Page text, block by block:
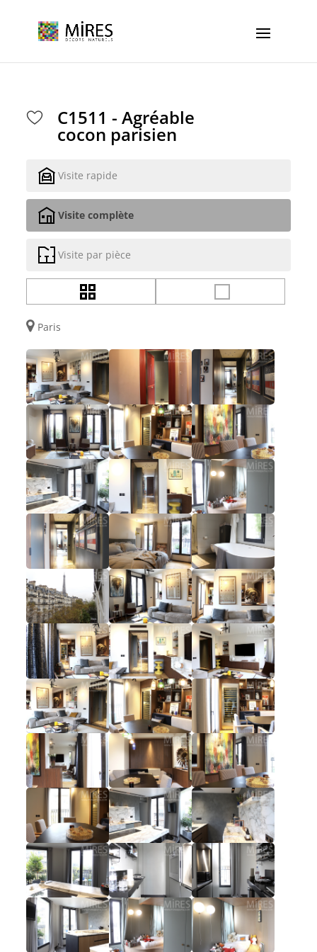
C1511 - Agréable
cocon parisien
Visite rapide
Visite complète
Visite par pièce
Paris